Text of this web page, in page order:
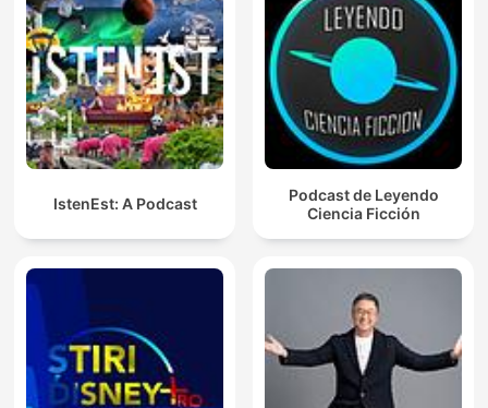
IstenEst: A Podcast
Podcast de Leyendo
Ciencia Ficción